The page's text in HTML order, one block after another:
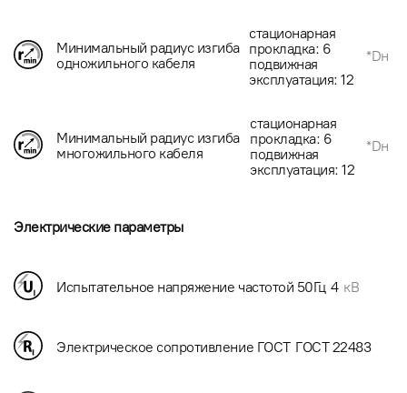
Минимальный радиус изгиба
одножильного кабеля
стационарная
прокладка: 6
подвижная
эксплуатация: 12
*Dн
Минимальный радиус изгиба
многожильного кабеля
стационарная
прокладка: 6
подвижная
эксплуатация: 12
*Dн
Электрические параметры
Испытательное напряжение частотой 50Гц 4 кВ
Электрическое сопротивление ГОСТ ГОСТ 22483